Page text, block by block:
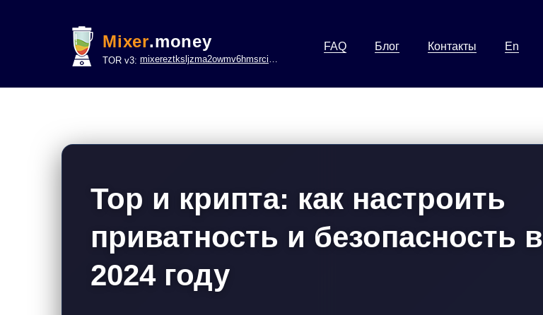
Mixer.money
TOR v3: mixereztksljzma2owmv6hmsrci322lsje6m3svicoddk3xbgvhd2fid.onion
FAQ Блог Контакты En
Тор и крипта: как настроить
приватность и безопасность в
2024 году